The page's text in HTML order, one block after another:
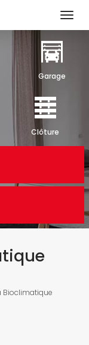
Garage
Clôture
Bioclimatique